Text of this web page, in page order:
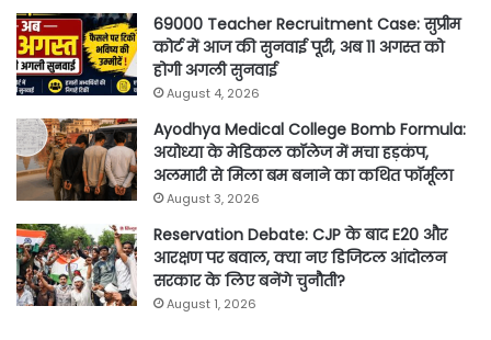
69000 Teacher Recruitment Case: सुप्रीम
कोर्ट में आज की सुनवाई पूरी, अब 11 अगस्त को
होगी अगली सुनवाई
August 4, 2026
Ayodhya Medical College Bomb Formula:
अयोध्या के मेडिकल कॉलेज में मचा हड़कंप,
अलमारी से मिला बम बनाने का कथित फॉर्मूला
August 3, 2026
Reservation Debate: CJP के बाद E20 और
आरक्षण पर बवाल, क्या नए डिजिटल आंदोलन
सरकार के लिए बनेंगे चुनौती?
August 1, 2026